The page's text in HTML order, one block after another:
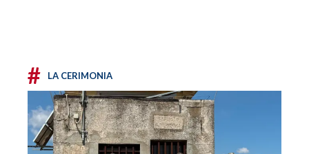
# LA CERIMONIA